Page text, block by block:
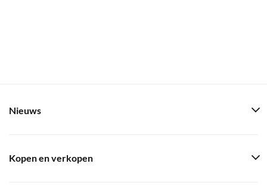
Nieuws
Kopen en verkopen